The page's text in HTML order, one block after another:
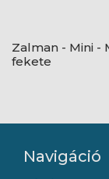
Zalman - Mini -
fekete
Navigáció